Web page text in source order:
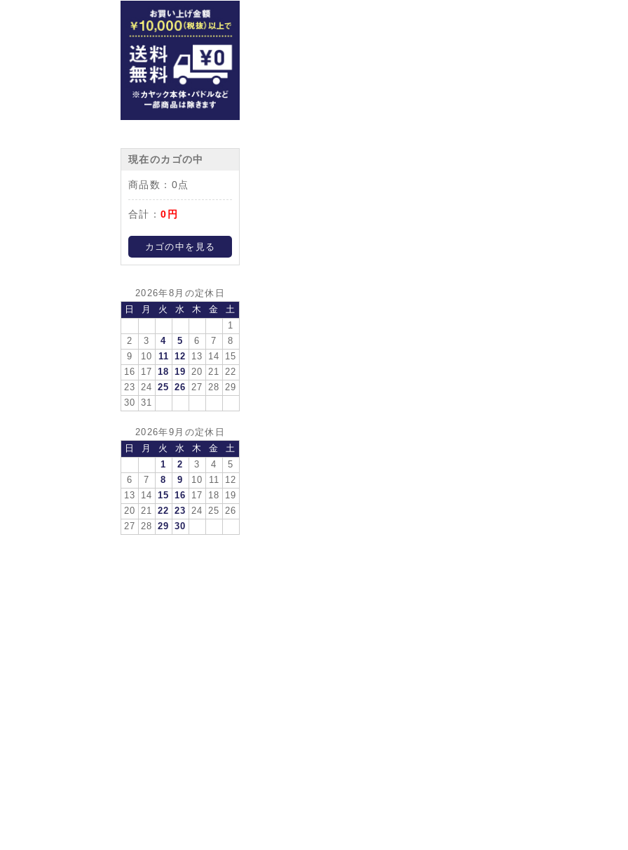
現在のカゴの中
商品数： 0点
合計：0円
カゴの中を見る
2026年8月の定休日
日
月 火 水 木 金
土
1
2
3 4 5 6 7
8
9
10 11 12 13 14
15
16
17 18 19 20 21
22
23
24 25 26 27 28
29
30
31
2026年9月の定休日
日
月 火 水 木 金
土
1
2 3 4
5
6
7 8 9 10 11
12
13
14 15 16 17 18
19
20
21 22 23 24 25
26
27
28 29 30